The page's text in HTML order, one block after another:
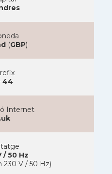
(GBP)
44
Internet
.uk
/ 50 Hz
230 V / 50 Hz)